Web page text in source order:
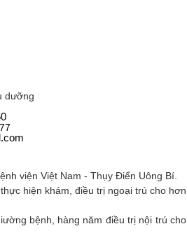
dưỡng
viện Việt Nam - Thụy Điển Uông Bí.
hiện khám, điều trị ngoại trú cho hơn
bệnh, hàng năm điều trị nội trú cho